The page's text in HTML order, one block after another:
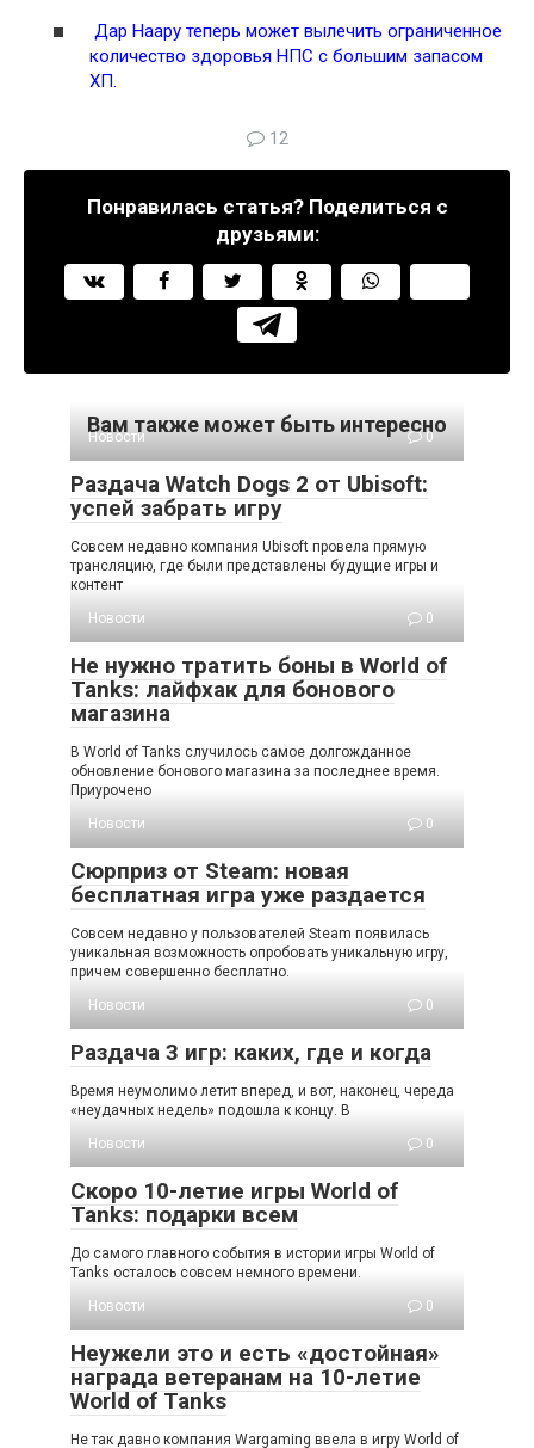
Дар Наару теперь может вылечить ограниченное
количество здоровья НПС с большим запасом
ХП.
12
Понравилась статья? Поделиться с
друзьями:
Вам также может быть интересно
Новости 0
Раздача Watch Dogs 2 от Ubisoft:
успей забрать игру
Совсем недавно компания Ubisoft провела прямую
трансляцию, где были представлены будущие игры и
контент
Новости
0
Не нужно тратить боны в World of
Tanks: лайфхак для бонового
магазина
В World of Tanks случилось самое долгожданное
обновление бонового магазина за последнее время.
Приурочено
Новости
0
Сюрприз от Steam: новая
бесплатная игра уже раздается
Совсем недавно у пользователей Steam появилась
уникальная возможность опробовать уникальную игру,
причем совершенно бесплатно.
Новости
0
Раздача 3 игр: каких, где и когда
Время неумолимо летит вперед, и вот, наконец, череда
«неудачных недель» подошла к концу. В
Новости
0
Скоро 10-летие игры World of
Tanks: подарки всем
До самого главного события в истории игры World of
Tanks осталось совсем немного времени.
Новости
0
Неужели это и есть «достойная»
награда ветеранам на 10-летие
World of Tanks
Не так давно компания Wargaming ввела в игру World of